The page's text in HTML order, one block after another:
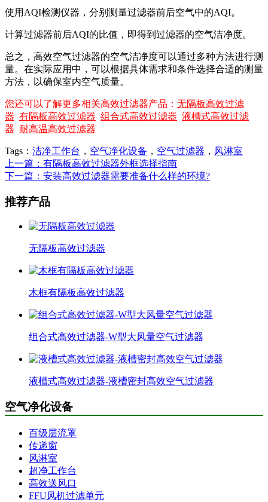
使用AQI检测仪器，分别测量过滤器前后空气中的AQI。
计算过滤器前后AQI的比值，即得到过滤器的空气洁净度。
总之，高效空气过滤器的空气洁净度可以通过多种方法进行测
量。在实际应用中，可以根据具体需求和条件选择合适的测量
方法，以确保室内空气质量。
您还可以了解更多相关高效过滤器产品： 无隔板高效过滤
器 有隔板高效过滤器 组合式高效过滤器 液槽式高效过滤
器 耐高温高效过滤器
Tags： 洁净工作台 ， 空气净化设备 ， 空气过滤器 ， 风淋室
上一篇：有隔板高效过滤器外框选择指南
下一篇：安装高效过滤器需要准备什么样的环境?
推荐产品
无隔板高效过滤器
木框有隔板高效过滤器
组合式高效过滤器-W型大风量空气过滤器
液槽式高效过滤器-液槽密封高效空气过滤器
空气净化设备
百级层流罩
传递窗
风淋室
超净工作台
高效送风口
FFU风机过滤单元